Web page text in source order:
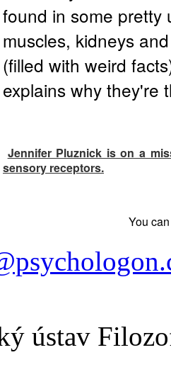
found in some pretty
muscles, kidneys
(filled with weird
explains why they're
Jennifer Pluznick is on a
sensory receptors.
You
ústav